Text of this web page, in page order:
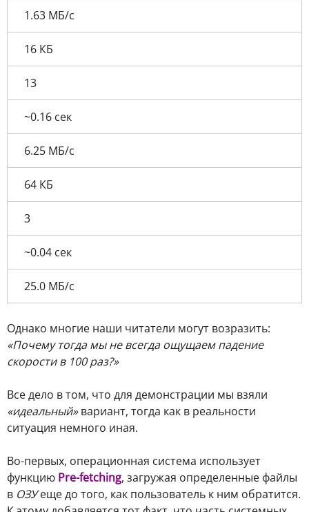
1.63 МБ/с
16 КБ
13
~0.16 сек
6.25 МБ/с
64 КБ
3
~0.04 сек
25.0 МБ/с
Однако многие наши читатели могут возразить:
«Почему тогда мы не всегда ощущаем падение
скорости в 100 раз?»
Все дело в том, что для демонстрации мы взяли
«идеальный»вариант, тогда как в реальности
ситуация немного иная.
Во-первых, операционная система использует
функцию Pre-fetching, загружая определенные файлы
в ОЗУеще до того, как пользователь к ним обратится.